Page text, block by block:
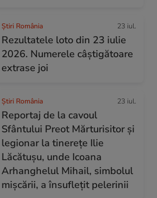
Știri România 23 iul.
Rezultatele loto din 23 iulie
2026. Numerele câștigătoare
extrase joi
Știri România 23 iul.
Reportaj de la cavoul
Sfântului Preot Mărturisitor și
legionar la tinerețe Ilie
Lăcătușu, unde Icoana
Arhanghelul Mihail, simbolul
mișcării, a însuflețit pelerinii